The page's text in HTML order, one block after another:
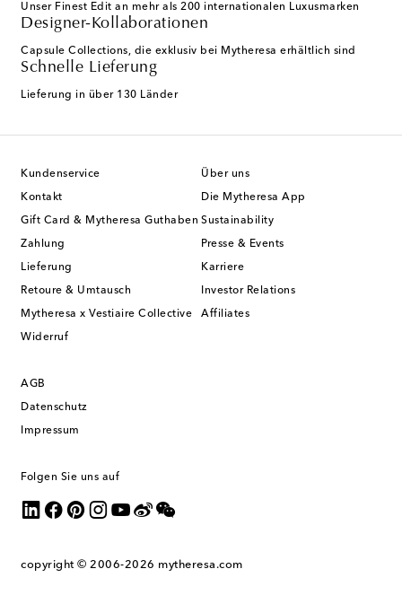
Unser Finest Edit an mehr als 200 internationalen Luxusmarken
Designer-Kollaborationen
Capsule Collections, die exklusiv bei Mytheresa erhältlich sind
Schnelle Lieferung
Lieferung in über 130 Länder
Kundenservice
Kontakt
Gift Card & Mytheresa Guthaben
Zahlung
Lieferung
Retoure & Umtausch
Mytheresa x Vestiaire Collective
Widerruf
Über uns
Die Mytheresa App
Sustainability
Presse & Events
Karriere
Investor Relations
Affiliates
AGB
Datenschutz
Impressum
Folgen Sie uns auf
copyright © 2006-2026 mytheresa.com